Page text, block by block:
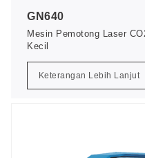
GN640
Mesin Pemotong Laser
Kecil
Keterangan Lebih Lanjut